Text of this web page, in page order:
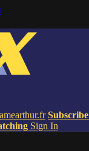
Subscribe
Sign In